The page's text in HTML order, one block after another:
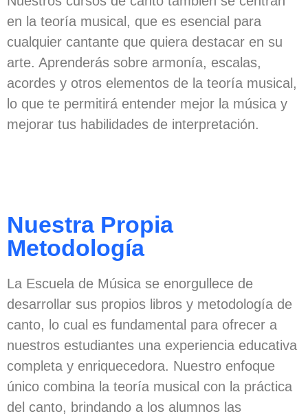
en la teoría musical, que es esencial para
cualquier cantante que quiera destacar en su
arte. Aprenderás sobre armonía, escalas,
acordes y otros elementos de la teoría musical,
lo que te permitirá entender mejor la música y
mejorar tus habilidades de interpretación.
Nuestra Propia
Metodología
La Escuela de Música se enorgullece de
desarrollar sus propios libros y metodología de
canto, lo cual es fundamental para ofrecer a
nuestros estudiantes una experiencia educativa
completa y enriquecedora. Nuestro enfoque
único combina la teoría musical con la práctica
del canto, brindando a los alumnos las